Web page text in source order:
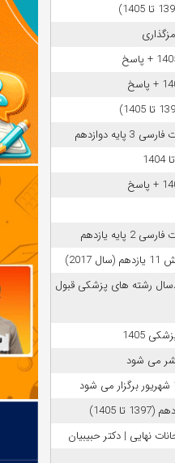
دوازدهم
یازدهم
رشته‌ های پزشکی قبول
1405
نهایی | دکتر حبیبیان